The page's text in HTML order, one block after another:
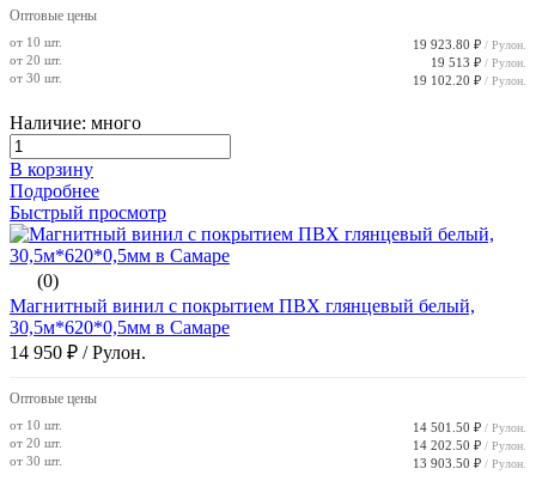
Оптовые цены
от 10 шт. 19 923.80 ₽ / Рулон.
от 20 шт. 19 513 ₽ / Рулон.
от 30 шт. 19 102.20 ₽ / Рулон.
Наличие: много
В корзину
Подробнее
Быстрый просмотр
(0)
Магнитный винил с покрытием ПВХ глянцевый белый,
30,5м*620*0,5мм в Самаре
14 950 ₽ / Рулон.
Оптовые цены
от 10 шт. 14 501.50 ₽ / Рулон.
от 20 шт. 14 202.50 ₽ / Рулон.
от 30 шт. 13 903.50 ₽ / Рулон.